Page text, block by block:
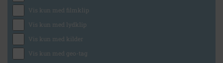
Vis kun med filmklip
Vis kun med lydklip
Vis kun med kilder
Vis kun med geo-tag